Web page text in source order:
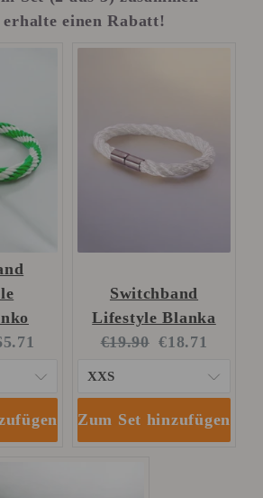
einen Rabatt!
Switchband
Lifestyle Blanka
Original
€19.90 Current
€18.71
Zum Set hinzufügen